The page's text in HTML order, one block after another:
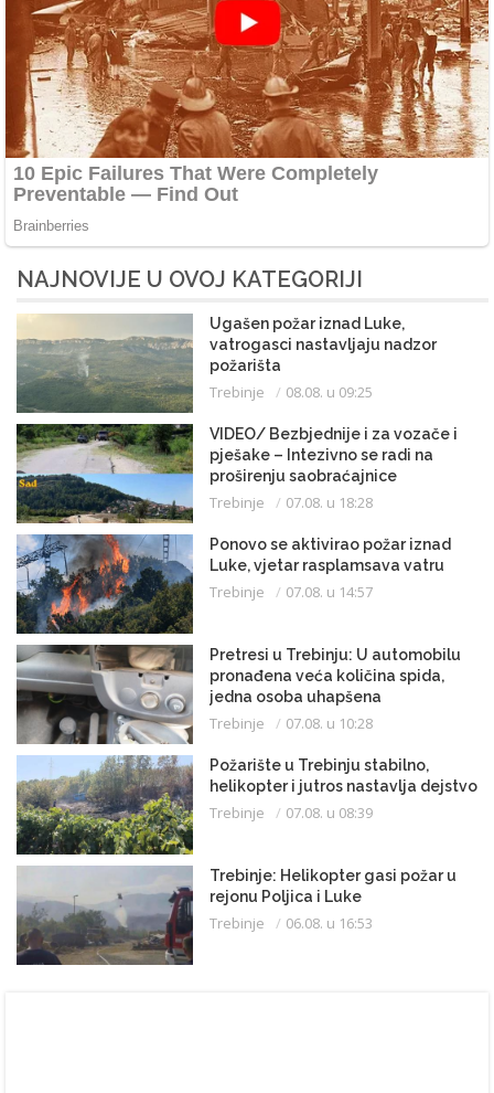
NAJNOVIJE U OVOJ KATEGORIJI
Ugašen požar iznad Luke,
vatrogasci nastavljaju nadzor
požarišta
Trebinje 08.08. u 09:25
VIDEO/ Bezbjednije i za vozače i
pješake – Intezivno se radi na
proširenju saobraćajnice
Trebinje 07.08. u 18:28
Ponovo se aktivirao požar iznad
Luke, vjetar rasplamsava vatru
Trebinje 07.08. u 14:57
Pretresi u Trebinju: U automobilu
pronađena veća količina spida,
jedna osoba uhapšena
Trebinje 07.08. u 10:28
Požarište u Trebinju stabilno,
helikopter i jutros nastavlja dejstvo
Trebinje 07.08. u 08:39
Trebinje: Helikopter gasi požar u
rejonu Poljica i Luke
Trebinje 06.08. u 16:53